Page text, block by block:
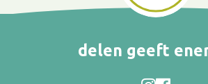
delen geeft